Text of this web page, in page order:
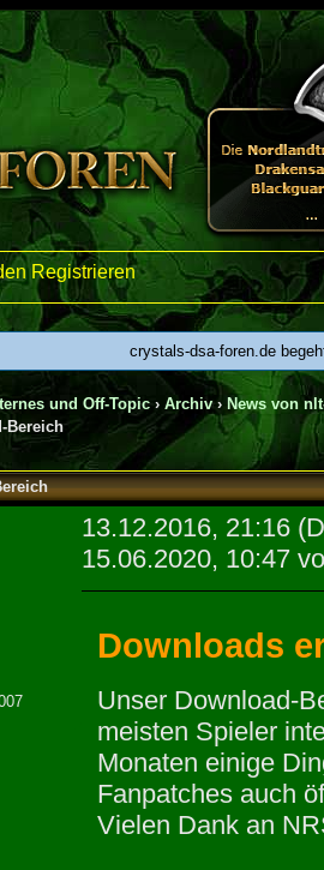
Registrieren
crystals-dsa-foren.de
und Off-Topic›Archiv› News von
Bereich
13.12.2016, 21:16
15.06.2020, 10:47
Downloads
Unser Download-
meisten Spieler
Monaten einige
Fanpatches auch
Vielen Dank an